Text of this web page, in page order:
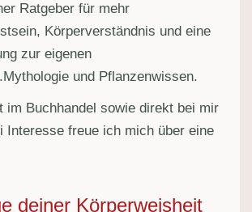
Ratgeber für mehr
Körperverständnis und eine
zur eigenen
und Pflanzenwissen.
im Buchhandel sowie direkt bei mir
Interesse freue ich mich über eine
deiner Körperweisheit